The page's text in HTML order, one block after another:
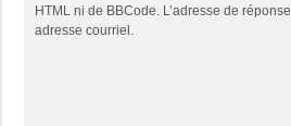
HTML ni de BBCode. L’adresse de
adresse courriel.